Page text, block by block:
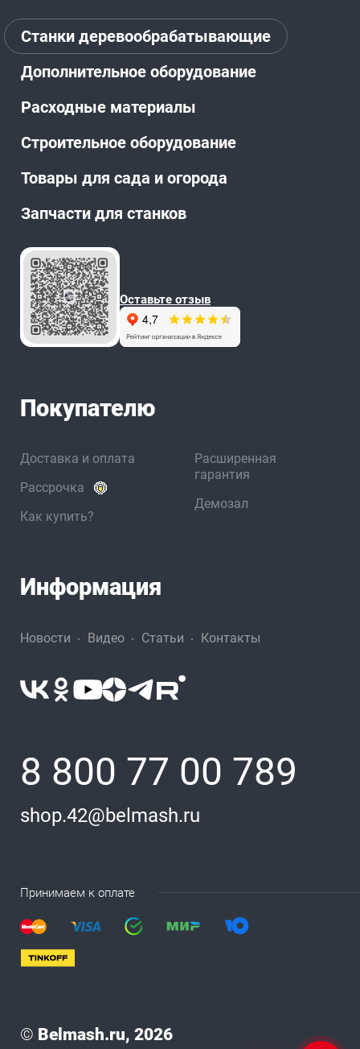
Станки деревообрабатывающие
Дополнительное оборудование
Расходные материалы
Строительное оборудование
Товары для сада и огорода
Запчасти для станков
Оставьте отзыв
Покупателю
Доставка и оплата
Рассрочка
Как купить?
Расширенная
гарантия
Демозал
Информация
Новости Видео Статьи Контакты
8 800 77 00 789
shop.42@belmash.ru
Принимаем к оплате
© Belmash.ru, 2026